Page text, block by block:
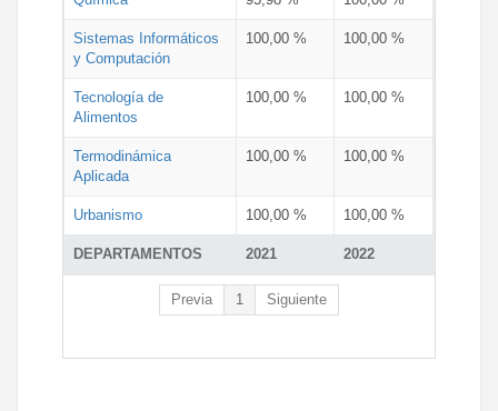
DEPARTAMENTOS 2021 2022
Sistemas Informáticos
y Computación
100,00 % 100,00 %
Tecnología de
Alimentos
100,00 % 100,00 %
Termodinámica
Aplicada
100,00 % 100,00 %
Urbanismo 100,00 % 100,00 %
Previa 1 Siguiente